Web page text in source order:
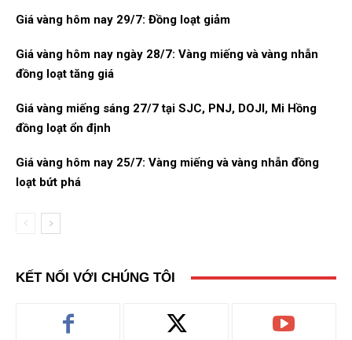
Giá vàng hôm nay 29/7: Đồng loạt giảm
Giá vàng hôm nay ngày 28/7: Vàng miếng và vàng nhẫn
đồng loạt tăng giá
Giá vàng miếng sáng 27/7 tại SJC, PNJ, DOJI, Mi Hồng
đồng loạt ổn định
Giá vàng hôm nay 25/7: Vàng miếng và vàng nhẫn đồng
loạt bứt phá
KẾT NỐI VỚI CHÚNG TÔI